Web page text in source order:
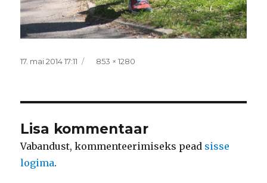
Postitatud
17. mai 2014 17:11 Täissuurus
853 × 1280
Lisa kommentaar
Vabandust, kommenteerimiseks pead sisse
logima.